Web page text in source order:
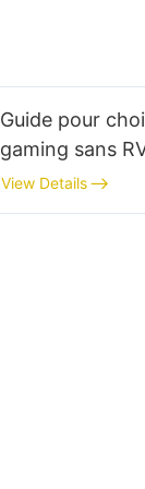
Guide pour
gaming sans
View Details